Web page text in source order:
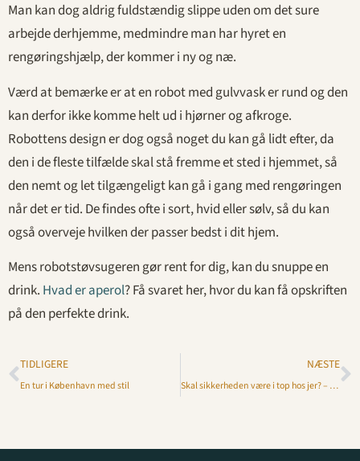
Man kan dog aldrig fuldstændig slippe uden om det sure
arbejde derhjemme, medmindre man har hyret en
rengøringshjælp, der kommer i ny og næ.
Værd at bemærke er at en robot med gulvvask er rund og den
kan derfor ikke komme helt ud i hjørner og afkroge.
Robottens design er dog også noget du kan gå lidt efter, da
den i de fleste tilfælde skal stå fremme et sted i hjemmet, så
den nemt og let tilgængeligt kan gå i gang med rengøringen
når det er tid. De findes ofte i sort, hvid eller sølv, så du kan
også overveje hvilken der passer bedst i dit hjem.
Mens robotstøvsugeren gør rent for dig, kan du snuppe en
drink. Hvad er aperol? Få svaret her, hvor du kan få opskriften
på den perfekte drink.
TIDLIGERE
En tur i København med stil
NÆSTE
Skal sikkerheden være i top hos jer? – Kig med her